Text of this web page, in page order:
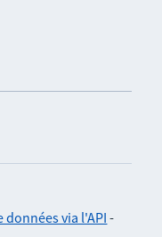
données via l'API-